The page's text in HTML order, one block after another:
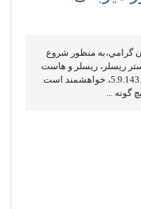
گرامي،به منظور شروع
(سرویس مستر ریسلر، ریسلر و هاست
لینوکس) به سرور جدید با آی پی 5.9.143.114، خواهشمند است